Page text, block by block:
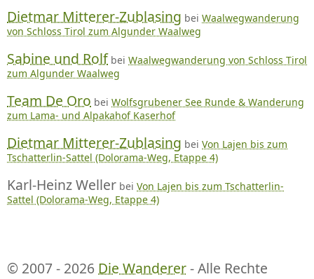
Dietmar Mitterer-Zublasing bei Waalwegwanderung
von Schloss Tirol zum Algunder Waalweg
Sabine und Rolf bei Waalwegwanderung von Schloss Tirol
zum Algunder Waalweg
Team De Oro bei Wolfsgrubener See Runde & Wanderung
zum Lama- und Alpakahof Kaserhof
Dietmar Mitterer-Zublasing bei Von Lajen bis zum
Tschatterlin-Sattel (Dolorama-Weg, Etappe 4)
Karl-Heinz Weller bei Von Lajen bis zum Tschatterlin-
Sattel (Dolorama-Weg, Etappe 4)
© 2007 - 2026 Die Wanderer- Alle Rechte